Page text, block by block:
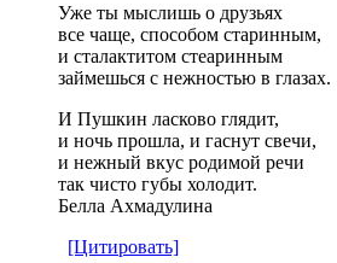
Уже ты мыслишь о друзьях
все чаще, способом старинным,
и сталактитом стеаринным
займешься с нежностью в глазах.
И Пушкин ласково глядит,
и ночь прошла, и гаснут свечи,
и нежный вкус родимой речи
так чисто губы холодит.
Белла Ахмадулина
[Цитировать]